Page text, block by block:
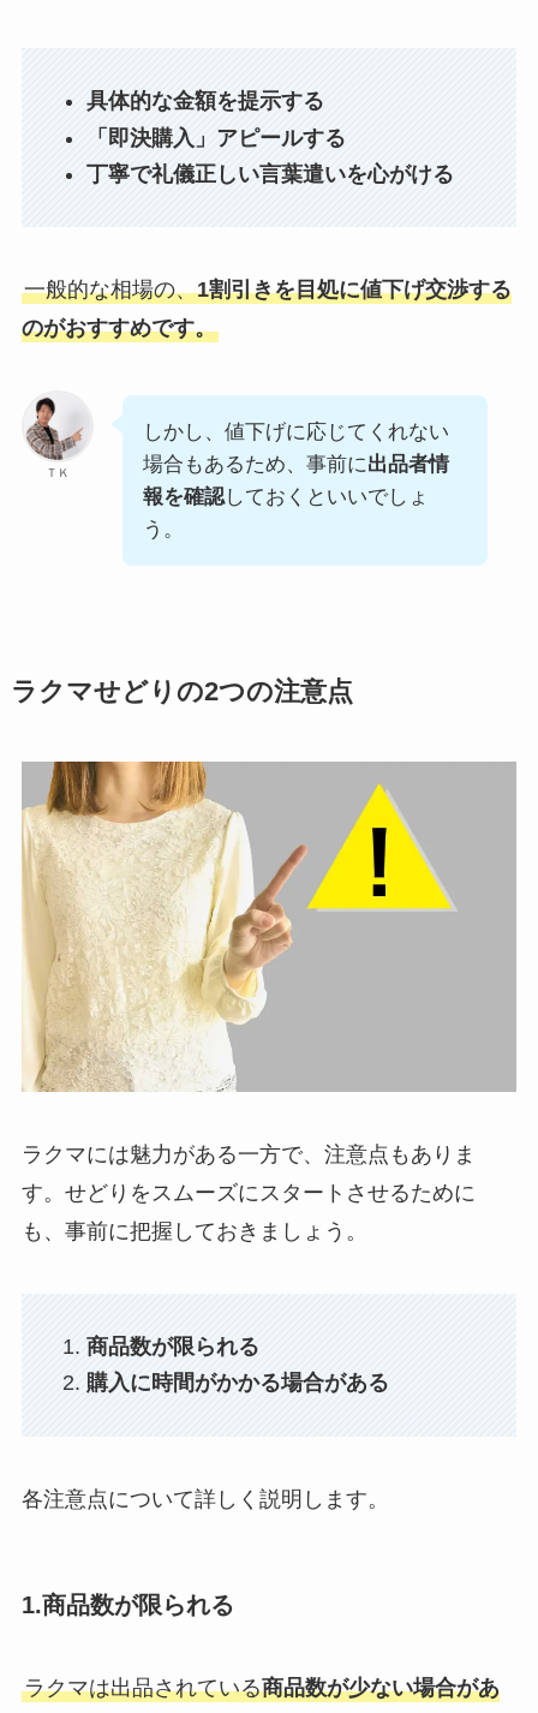
具体的な金額を提示する
「即決購入」アピールする
丁寧で礼儀正しい言葉遣いを心がける
一般的な相場の、1割引きを目処に値下げ交渉する
のがおすすめです。
ＴＫ
しかし、値下げに応じてくれない
場合もあるため、事前に出品者情
報を確認しておくといいでしょ
う。
ラクマせどりの2つの注意点
ラクマには魅力がある一方で、注意点もありま
す。せどりをスムーズにスタートさせるために
も、事前に把握しておきましょう。
商品数が限られる
購入に時間がかかる場合がある
各注意点について詳しく説明します。
1.商品数が限られる
ラクマは出品されている商品数が少ない場合があ